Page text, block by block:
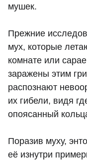
мушек.
Прежние
мух, которые
комнате или
заражены этим
распознают
их гибели, видя
опоясанный
Поразив муху,
её изнутри